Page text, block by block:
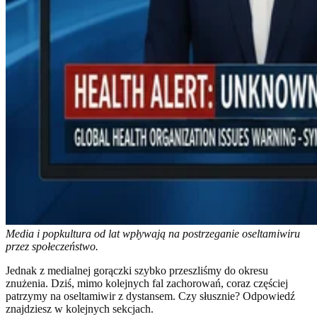
Media i popkultura od lat wpływają na postrzeganie oseltamiwiru
przez społeczeństwo.
Jednak z medialnej gorączki szybko przeszliśmy do okresu
znużenia. Dziś, mimo kolejnych fal zachorowań, coraz częściej
patrzymy na oseltamiwir z dystansem. Czy słusznie? Odpowiedź
znajdziesz w kolejnych sekcjach.